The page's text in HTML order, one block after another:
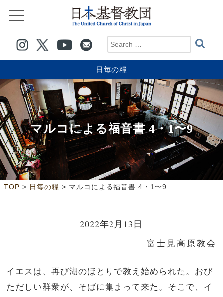
日毎の糧
マルコによる福音書 4・1〜9
TOP > 日毎の糧 > マルコによる福音書 4・1〜9
2022年2月13日
富士見高原教会
イエスは、再び湖のほとりで教え始められた。おび
ただしい群衆が、そばに集まって来た。そこで、イ